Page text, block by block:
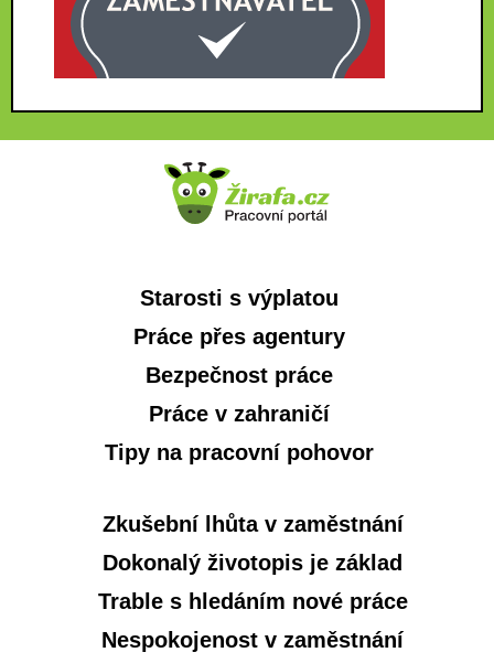
Starosti s výplatou
Práce přes agentury
Bezpečnost práce
Práce v zahraničí
Tipy na pracovní pohovor
Zkušební lhůta v zaměstnání
Dokonalý životopis je základ
Trable s hledáním nové práce
Nespokojenost v zaměstnání